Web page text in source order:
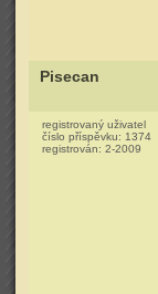
Pisecan
registrovaný uživatel
číslo příspěvku: 1374
registrován: 2-2009